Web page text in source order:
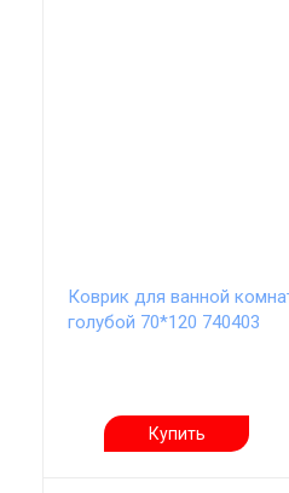
Коврик для ванной
голубой 70*120 740403
Купить